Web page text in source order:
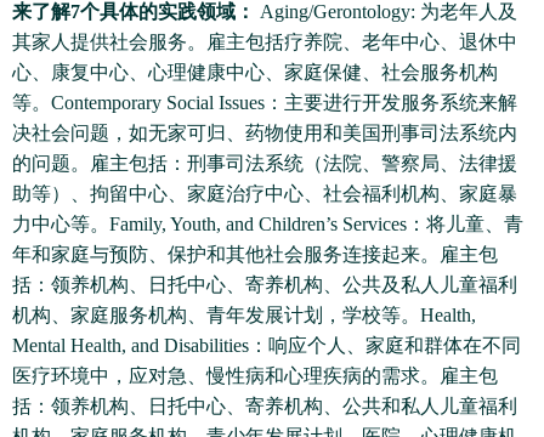
来了解7个具体的实践领域：
Aging/Gerontology: 为老年人及
其家人提供社会服务。雇主包括疗养院、老年中心、退休中
心、康复中心、心理健康中心、家庭保健、社会服务机构
等。Contemporary Social Issues：主要进行开发服务系统来解
决社会问题，如无家可归、药物使用和美国刑事司法系统内
的问题。雇主包括：刑事司法系统（法院、警察局、法律援
助等）、拘留中心、家庭治疗中心、社会福利机构、家庭暴
力中心等。Family, Youth, and Children’s Services：将儿童、青
年和家庭与预防、保护和其他社会服务连接起来。雇主包
括：领养机构、日托中心、寄养机构、公共及私人儿童福利
机构、家庭服务机构、青年发展计划，学校等。Health,
Mental Health, and Disabilities：响应个人、家庭和群体在不同
医疗环境中，应对急、慢性病和心理疾病的需求。雇主包
括：领养机构、日托中心、寄养机构、公共和私人儿童福利